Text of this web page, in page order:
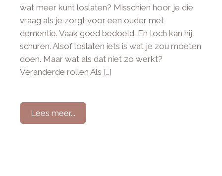
wat meer kunt loslaten? Misschien hoor je die
vraag als je zorgt voor een ouder met
dementie. Vaak goed bedoeld. En toch kan hij
schuren. Alsof loslaten iets is wat je zou moeten
doen. Maar wat als dat niet zo werkt?
Veranderde rollen Als […]
Lees meer...